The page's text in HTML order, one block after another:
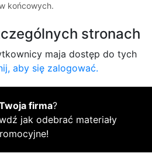
końcowych.
stronach
maja dostęp do tych
aby się zalogować.
firma?
jak odebrać materiały